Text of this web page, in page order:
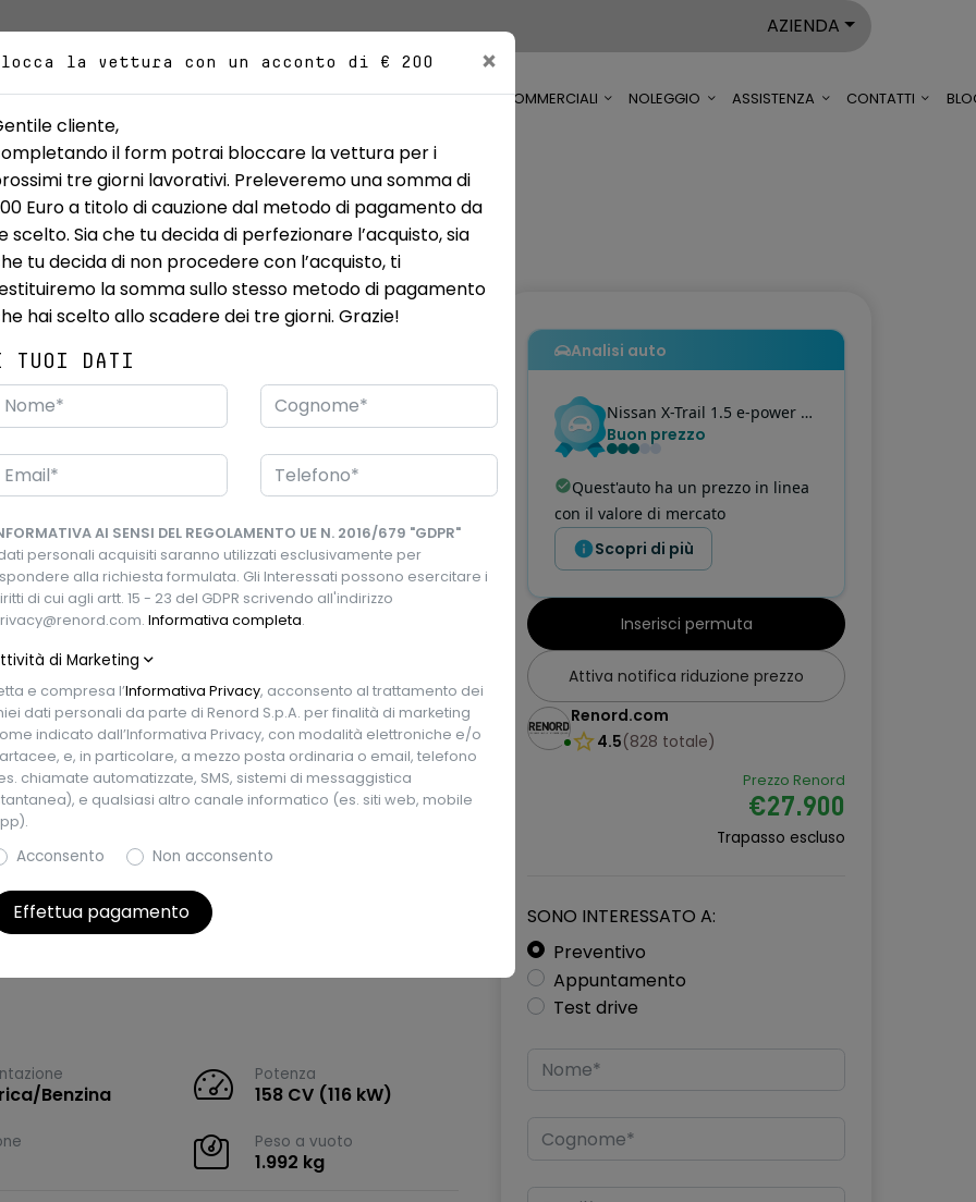
AZIENDA
USATO IBRIDE ED ELETTRICHE PROMOZIONI VEICOLI COMMERCIALI NOLEGGIO ASSISTENZA CONTATTI
N-Connecta e-4ORCE 4WD
5 porte, 7 posti
Benzina
Potenza
158 CV (116 kW)
Peso a vuoto
1.992 kg
Analisi auto
Nissan X-Trail 1.5 e-power n-connecta e-4orce 4wd auto 7p
Buon prezzo
Quest'auto ha un prezzo in linea
con il valore di mercato
Scopri di più
Inserisci permuta
Attiva notifica riduzione prezzo
Renord.com
4.5(828 totale)
Prezzo Renord
€27.900
Trapasso escluso
SONO INTERESSATO A:
Preventivo
Appuntamento
Test drive
la vettura con un acconto di € 200 ×
cliente,
il form potrai bloccare la vettura per i
tre giorni lavorativi. Preleveremo una somma di
Euro a titolo di cauzione dal metodo di pagamento da
scelto. Sia che tu decida di perfezionare l’acquisto, sia
tu decida di non procedere con l’acquisto, ti
la somma sullo stesso metodo di pagamento
hai scelto allo scadere dei tre giorni. Grazie!
TUOI DATI
AI SENSI DEL REGOLAMENTO UE N. 2016/679 "GDPR"
personali acquisiti saranno utilizzati esclusivamente per
alla richiesta formulata. Gli Interessati possono esercitare i
di cui agli artt. 15 - 23 del GDPR scrivendo all'indirizzo
Informativa completa.
di Marketing
e compresa l’Informativa Privacy, acconsento al trattamento dei
dati personali da parte di Renord S.p.A. per finalità di marketing
indicato dall’Informativa Privacy, con modalità elettroniche e/o
e, in particolare, a mezzo posta ordinaria o email, telefono
chiamate automatizzate, SMS, sistemi di messaggistica
e qualsiasi altro canale informatico (es. siti web, mobile
Acconsento Non acconsento
Effettua pagamento